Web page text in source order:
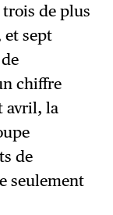
de plus
et sept
chiffre
avril, la
de
seulement